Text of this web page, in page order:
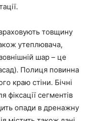
товщину
утеплювача,
шар – це
Полиця повинна
краю стіни. Бічні
фіксації сегментів
опади в дренажну